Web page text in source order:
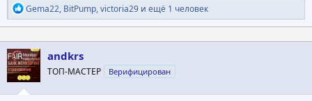
Р
е
а
к
ц
и
и
:
Gema22, BitPump,victoria29 и ещё 1 человек
andkrs
ТОП-МАСТЕР Верифицирован